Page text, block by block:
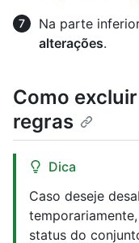
Na parte
alterações.
Como
regras
Dica
Caso deseje
status do